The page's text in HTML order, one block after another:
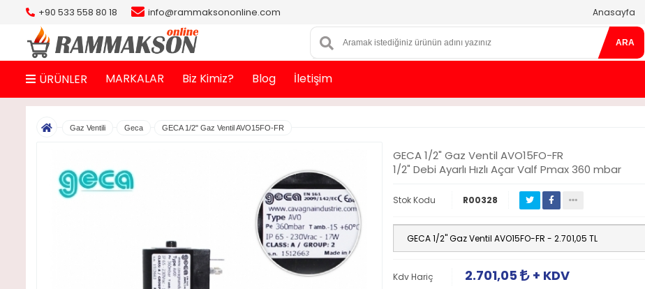
+90 533 558 80 18 info@rammaksononline.com Anasayfa
ARA
ÜRÜNLER MARKALAR Biz Kimiz? Blog İletişim
Gaz Ventili Geca GECA 1/2" Gaz Ventil AVO15FO-FR
GECA 1/2" Gaz Ventil AVO15FO-FR
1/2" Debi Ayarlı Hızlı Açar Valf Pmax 360 mbar
Stok Kodu R00328
Kdv Hariç 2.701,05 + KDV